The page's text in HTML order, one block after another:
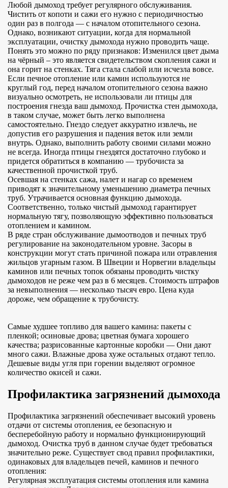
Любой дымоход требует регулярного обслуживания.
Чистить от копоти и сажи его нужно с периодичностью
один раз в полгода — с началом отопительного сезона.
Однако, возникают ситуации, когда для нормальной
эксплуатации, очистку дымохода нужно проводить чаще.
Понять это можно по ряду признаков: Изменился цвет дыма
на чёрный – это является свидетельством скопления сажи и
она горит на стенках. Тяга стала слабой или исчезла вовсе.
Если печное отопление или камин используются не
круглый год, перед началом отопительного сезона важно
визуально осмотреть, не использовали ли птицы для
построения гнезда ваш дымоход. Прочистка стен дымохода,
в таком случае, может быть легко выполнена
самостоятельно. Гнездо следует аккуратно извлечь, не
допустив его разрушения и падения веток или земли
внутрь. Однако, выполнить работу своими силами можно
не всегда. Иногда птицы гнездятся достаточно глубоко и
придется обратиться в компанию — трубочиста за
качественной прочисткой труб.
Осевшая на стенках сажа, налет и нагар со временем
приводят к значительному уменьшению диаметра печных
труб. Утрачивается основная функцию дымохода.
Соответственно, только чистый дымоход гарантирует
нормальную тягу, позволяющую эффективно пользоваться
отоплением и камином.
В ряде стран обслуживание дымоотводов и печных труб
регулирование на законодательном уровне. Засоры в
конструкции могут стать причиной пожара или отравления
жильцов угарным газом. В Швеции и Норвегии владельцы
каминов или печных топок обязаны проводить чистку
дымоходов не реже чем раз в 6 месяцев. Стоимость штрафов
за невыполнения — несколько тысяч евро. Цена куда
дороже, чем обращение к трубочисту.
Самые худшее топливо для вашего камина: пакеты с
пленкой; осиновые дрова; цветная бумага хорошего
качества; разрисованные картонные коробки — Они дают
много сажи. Влажные дрова хуже остальных отдают тепло.
Дешевые виды угля при горении выделяют огромное
количество окисей и сажи.
Профилактика загрязнений дымохода
Профилактика загрязнений обеспечивает высокий уровень
отдачи от системы отопления, ее безопасную и
бесперебойную работу и нормально функционирующий
дымоход. Очистка труб в данном случае будет требоваться
значительно реже. Существует свод правил профилактики,
одинаковых для владельцев печей, каминов и печного
отопления:
Регулярная эксплуатация системы отопления или камина